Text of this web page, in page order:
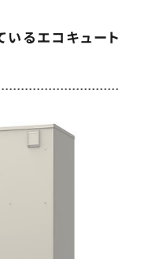
いるエコキュート